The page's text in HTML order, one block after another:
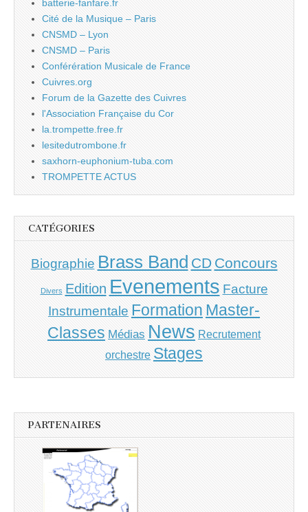
batterie-fanfare.fr
Cité de la Musique – Paris
CNSMD – Lyon
CNSMD – Paris
Conférération Musicale de France
Cuivres.org
Forum de la Gazette des Cuivres
l'Association Française du Cor
la.trompette.free.fr
lesitedutrombone.fr
saxhorn-euphonium-tuba.com
TROMPETTE ACTUS
CATÉGORIES
Biographie Brass Band CD Concours
Divers Edition Evenements Facture
Instrumentale Formation Master-
Classes Médias News Recrutement
orchestre Stages
PARTENAIRES